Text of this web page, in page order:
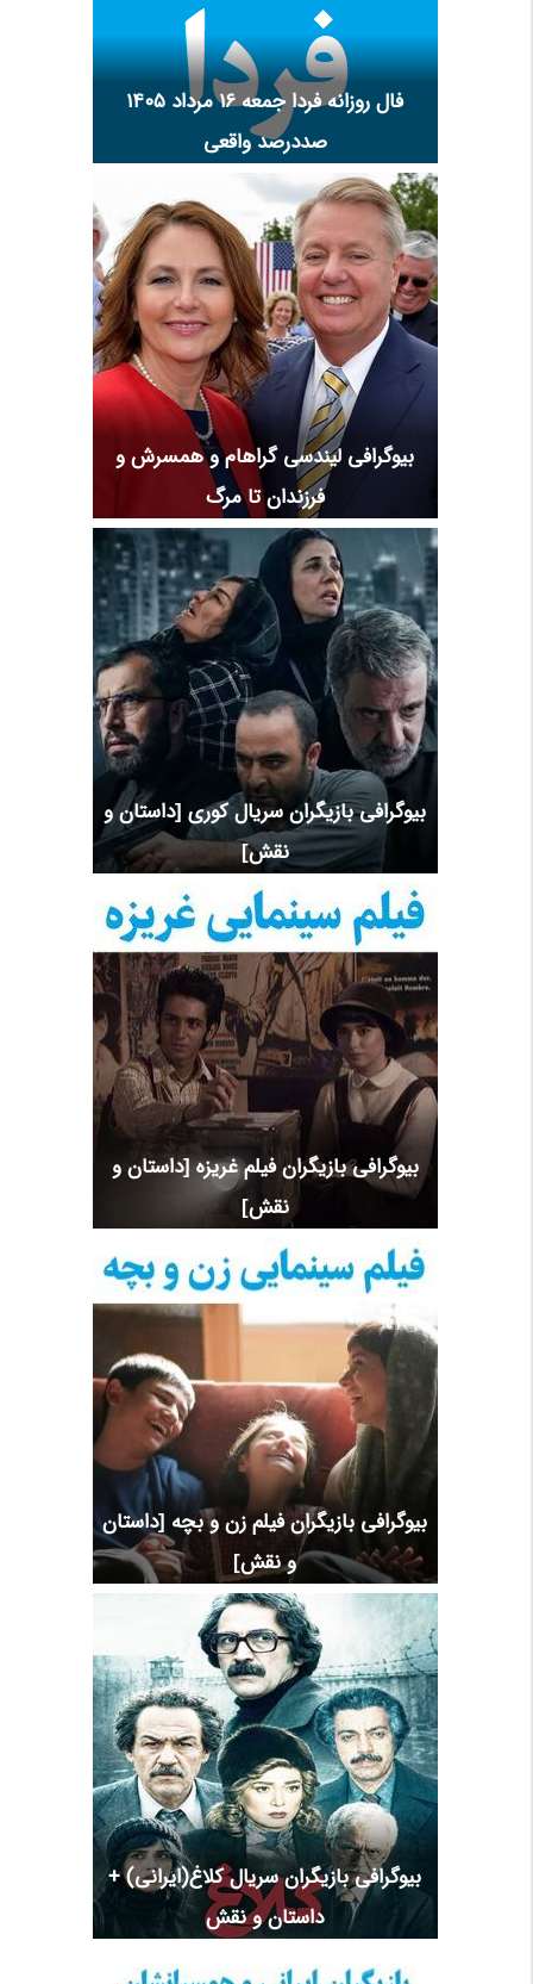
فال روزانه فردا جمعه ۱۶ مرداد ۱۴۰۵
صددرصد واقعی
بیوگرافی لیندسی گراهام و همسرش و
فرزندان تا مرگ
بیوگرافی بازیگران سریال کوری [داستان و
نقش]
بیوگرافی بازیگران فیلم غریزه [داستان و
نقش]
بیوگرافی بازیگران فیلم زن و بچه [داستان
و نقش]
بیوگرافی بازیگران سریال کلاغ(ایرانی) +
داستان و نقش